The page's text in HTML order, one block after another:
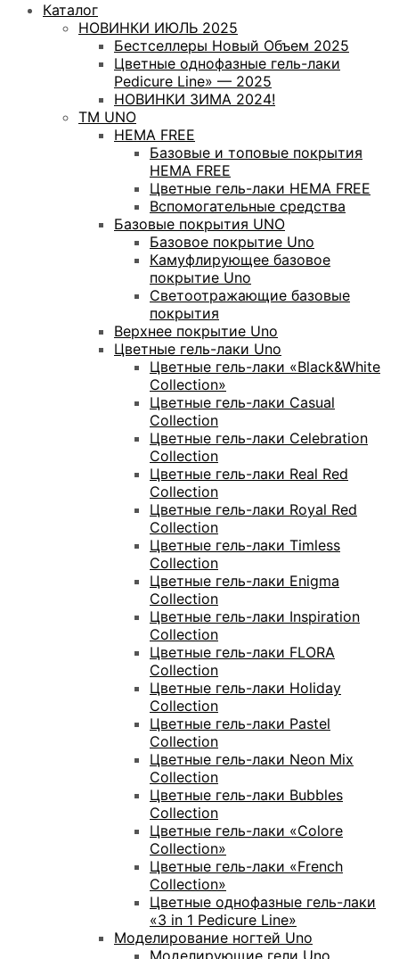
Каталог
НОВИНКИ ИЮЛЬ 2025
Бестселлеры Новый Объем 2025
Цветные однофазные гель-лаки
Pedicure Line» — 2025
НОВИНКИ ЗИМА 2024!
ТМ UNO
HEMA FREE
Базовые и топовые покрытия
HEMA FREE
Цветные гель-лаки HEMA FREE
Вспомогательные средства
Базовые покрытия UNO
Базовое покрытие Uno
Камуфлирующее базовое
покрытие Uno
Светоотражающие базовые
покрытия
Верхнее покрытие Uno
Цветные гель-лаки Uno
Цветные гель-лаки «Black&White
Collection»
Цветные гель-лаки Casual
Collection
Цветные гель-лаки Celebration
Collection
Цветные гель-лаки Real Red
Collection
Цветные гель-лаки Royal Red
Collection
Цветные гель-лаки Timless
Collection
Цветные гель-лаки Enigma
Collection
Цветные гель-лаки Inspiration
Collection
Цветные гель-лаки FLORA
Collection
Цветные гель-лаки Holiday
Collection
Цветные гель-лаки Pastel
Collection
Цветные гель-лаки Neon Mix
Collection
Цветные гель-лаки Bubbles
Collection
Цветные гель-лаки «Colore
Collection»
Цветные гель-лаки «Frеnch
Collection»
Цветные однофазные гель-лаки
«3 in 1 Pedicure Line»
Моделирование ногтей Uno